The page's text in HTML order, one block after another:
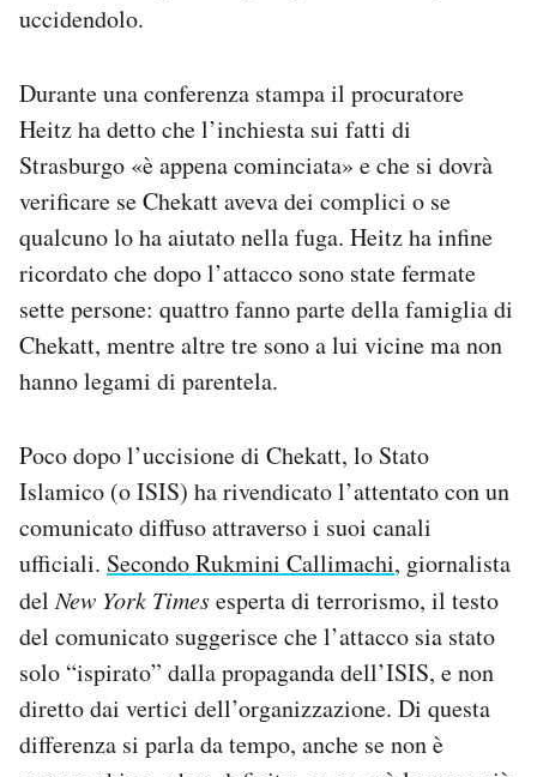
uccidendolo.
Durante una conferenza stampa il procuratore
Heitz ha detto che l’inchiesta sui fatti di
Strasburgo «è appena cominciata» e che si dovrà
verificare se Chekatt aveva dei complici o se
qualcuno lo ha aiutato nella fuga. Heitz ha infine
ricordato che dopo l’attacco sono state fermate
sette persone: quattro fanno parte della famiglia di
Chekatt, mentre altre tre sono a lui vicine ma non
hanno legami di parentela.
Poco dopo l’uccisione di Chekatt, lo Stato
Islamico (o ISIS) ha rivendicato l’attentato con un
comunicato diffuso attraverso i suoi canali
ufficiali. Secondo Rukmini Callimachi, giornalista
delNew York Timesesperta di terrorismo, il testo
del comunicato suggerisce che l’attacco sia stato
solo “ispirato” dalla propaganda dell’ISIS, e non
diretto dai vertici dell’organizzazione. Di questa
differenza si parla da tempo, anche se non è